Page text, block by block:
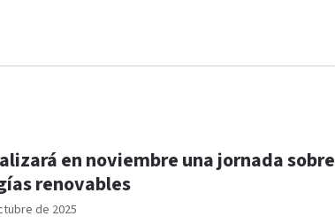
de 2025
en noviembre una jornada sobre
renovables